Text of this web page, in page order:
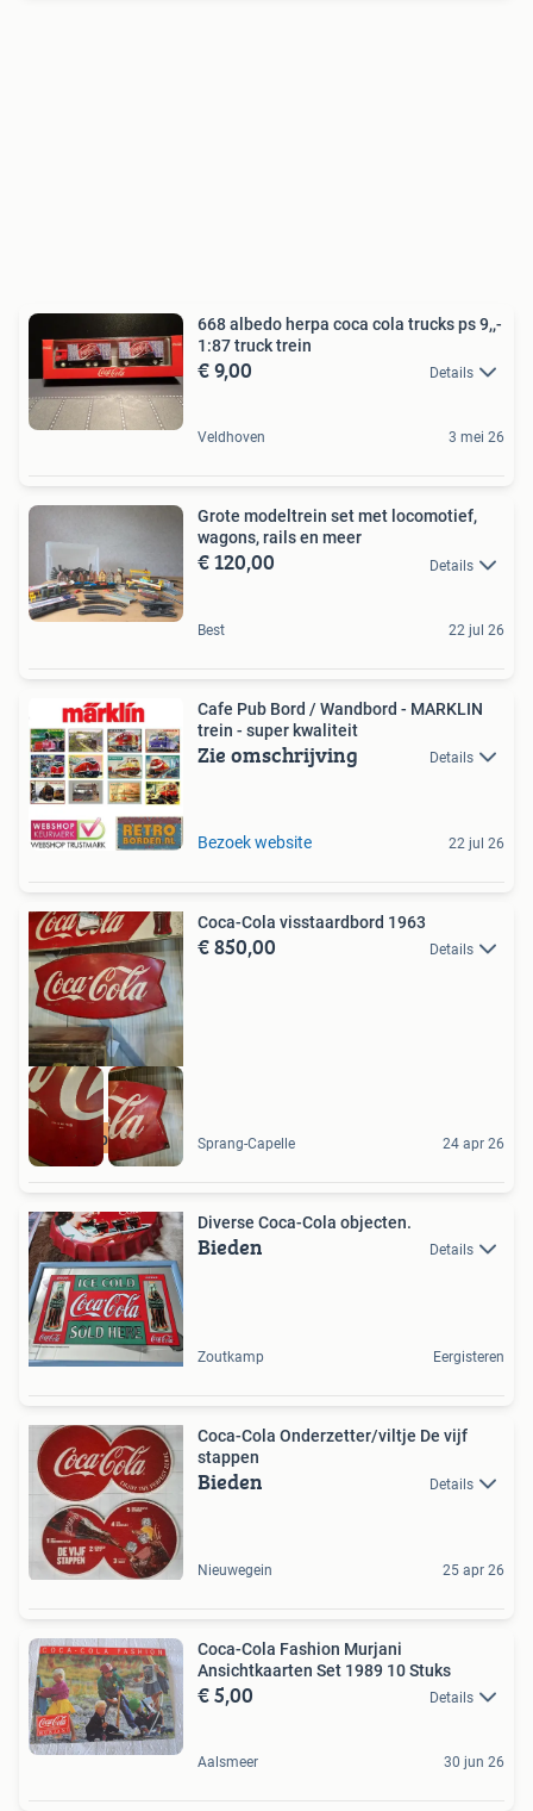
668 albedo herpa coca cola trucks ps 9,,-
1:87 truck trein
€ 9,00 Details
Veldhoven 3 mei 26
Grote modeltrein set met locomotief,
wagons, rails en meer
€ 120,00 Details
Best 22 jul 26
Cafe Pub Bord / Wandbord - MARKLIN
trein - super kwaliteit
Zie omschrijving Details
Bezoek website 22 jul 26
Topper
Coca-Cola visstaardbord 1963
€ 850,00 Details
Sprang-Capelle 24 apr 26
Diverse Coca-Cola objecten.
Bieden Details
Zoutkamp Eergisteren
Coca-Cola Onderzetter/viltje De vijf
stappen
Bieden Details
Nieuwegein 25 apr 26
Coca-Cola Fashion Murjani
Ansichtkaarten Set 1989 10 Stuks
€ 5,00 Details
Aalsmeer 30 jun 26